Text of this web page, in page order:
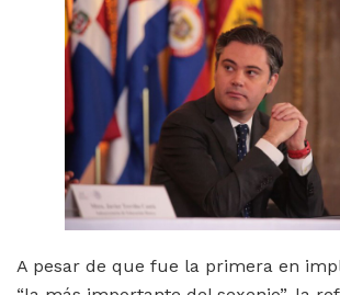
A pesar de que fue la primera en